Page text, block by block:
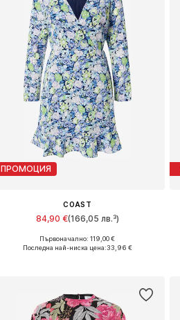
ПРОМОЦИЯ
COAST
84,90 €(166,05 лв.³)
Налични размери: 38, 40, 42, 44
Първоначално: 119,00 €
Последна най-ниска цена:33,96 €